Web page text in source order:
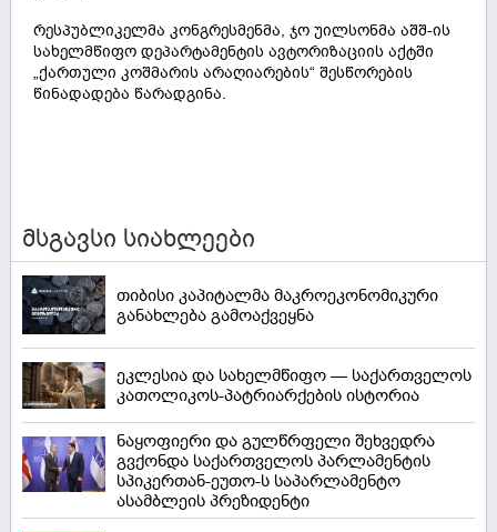
რესპუბლიკელმა კონგრესმენმა, ჯო უილსონმა აშშ-ის
სახელმწიფო დეპარტამენტის ავტორიზაციის აქტში
„ქართული კოშმარის არაღიარების“ შესწორების
წინადადება წარადგინა.
მსგავსი სიახლეები
თიბისი კაპიტალმა მაკროეკონომიკური
განახლება გამოაქვეყნა
ეკლესია და სახელმწიფო — საქართველოს
კათოლიკოს-პატრიარქების ისტორია
ნაყოფიერი და გულწრფელი შეხვედრა
გვქონდა საქართველოს პარლამენტის
სპიკერთან-ეუთო-ს საპარლამენტო
ასამბლეის პრეზიდენტი